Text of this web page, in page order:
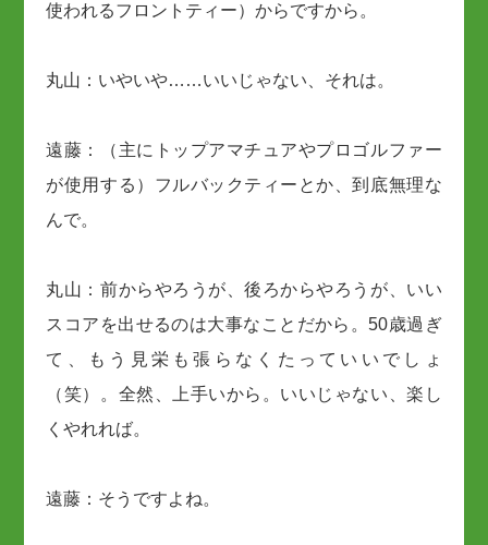
使われるフロントティー）からですから。
丸山：いやいや……いいじゃない、それは。
遠藤：（主にトップアマチュアやプロゴルファー
が使用する）フルバックティーとか、到底無理な
んで。
丸山：前からやろうが、後ろからやろうが、いい
スコアを出せるのは大事なことだから。50歳過ぎ
て、もう見栄も張らなくたっていいでしょ
（笑）。全然、上手いから。いいじゃない、楽し
くやれれば。
遠藤：そうですよね。